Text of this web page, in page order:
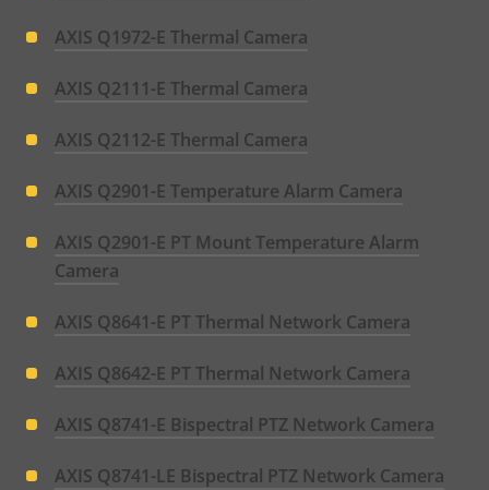
AXIS Q1972-E Thermal Camera
AXIS Q2111-E Thermal Camera
AXIS Q2112-E Thermal Camera
AXIS Q2901-E Temperature Alarm Camera
AXIS Q2901-E PT Mount Temperature Alarm
Camera
AXIS Q8641-E PT Thermal Network Camera
AXIS Q8642-E PT Thermal Network Camera
AXIS Q8741-E Bispectral PTZ Network Camera
AXIS Q8741-LE Bispectral PTZ Network Camera